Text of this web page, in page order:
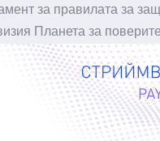
за правилата за
Планета за